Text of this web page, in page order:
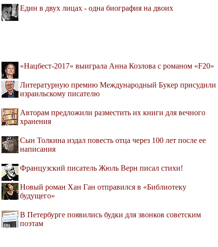
Един в двух лицах - одна биография на двоих
«Нацбест-2017» выиграла Анна Козлова с романом «F20»
Литературную премию Международный Букер присудили
израильскому писателю
Авторам предложили разместить их книги для вечного
хранения
Сын Толкина издал повесть отца через 100 лет после ее
написания
Французский писатель Жюль Верн писал стихи!
Новый роман Хан Ган отправился в «Библиотеку
будущего»
В Петербурге появились будки для звонков советским
поэтам